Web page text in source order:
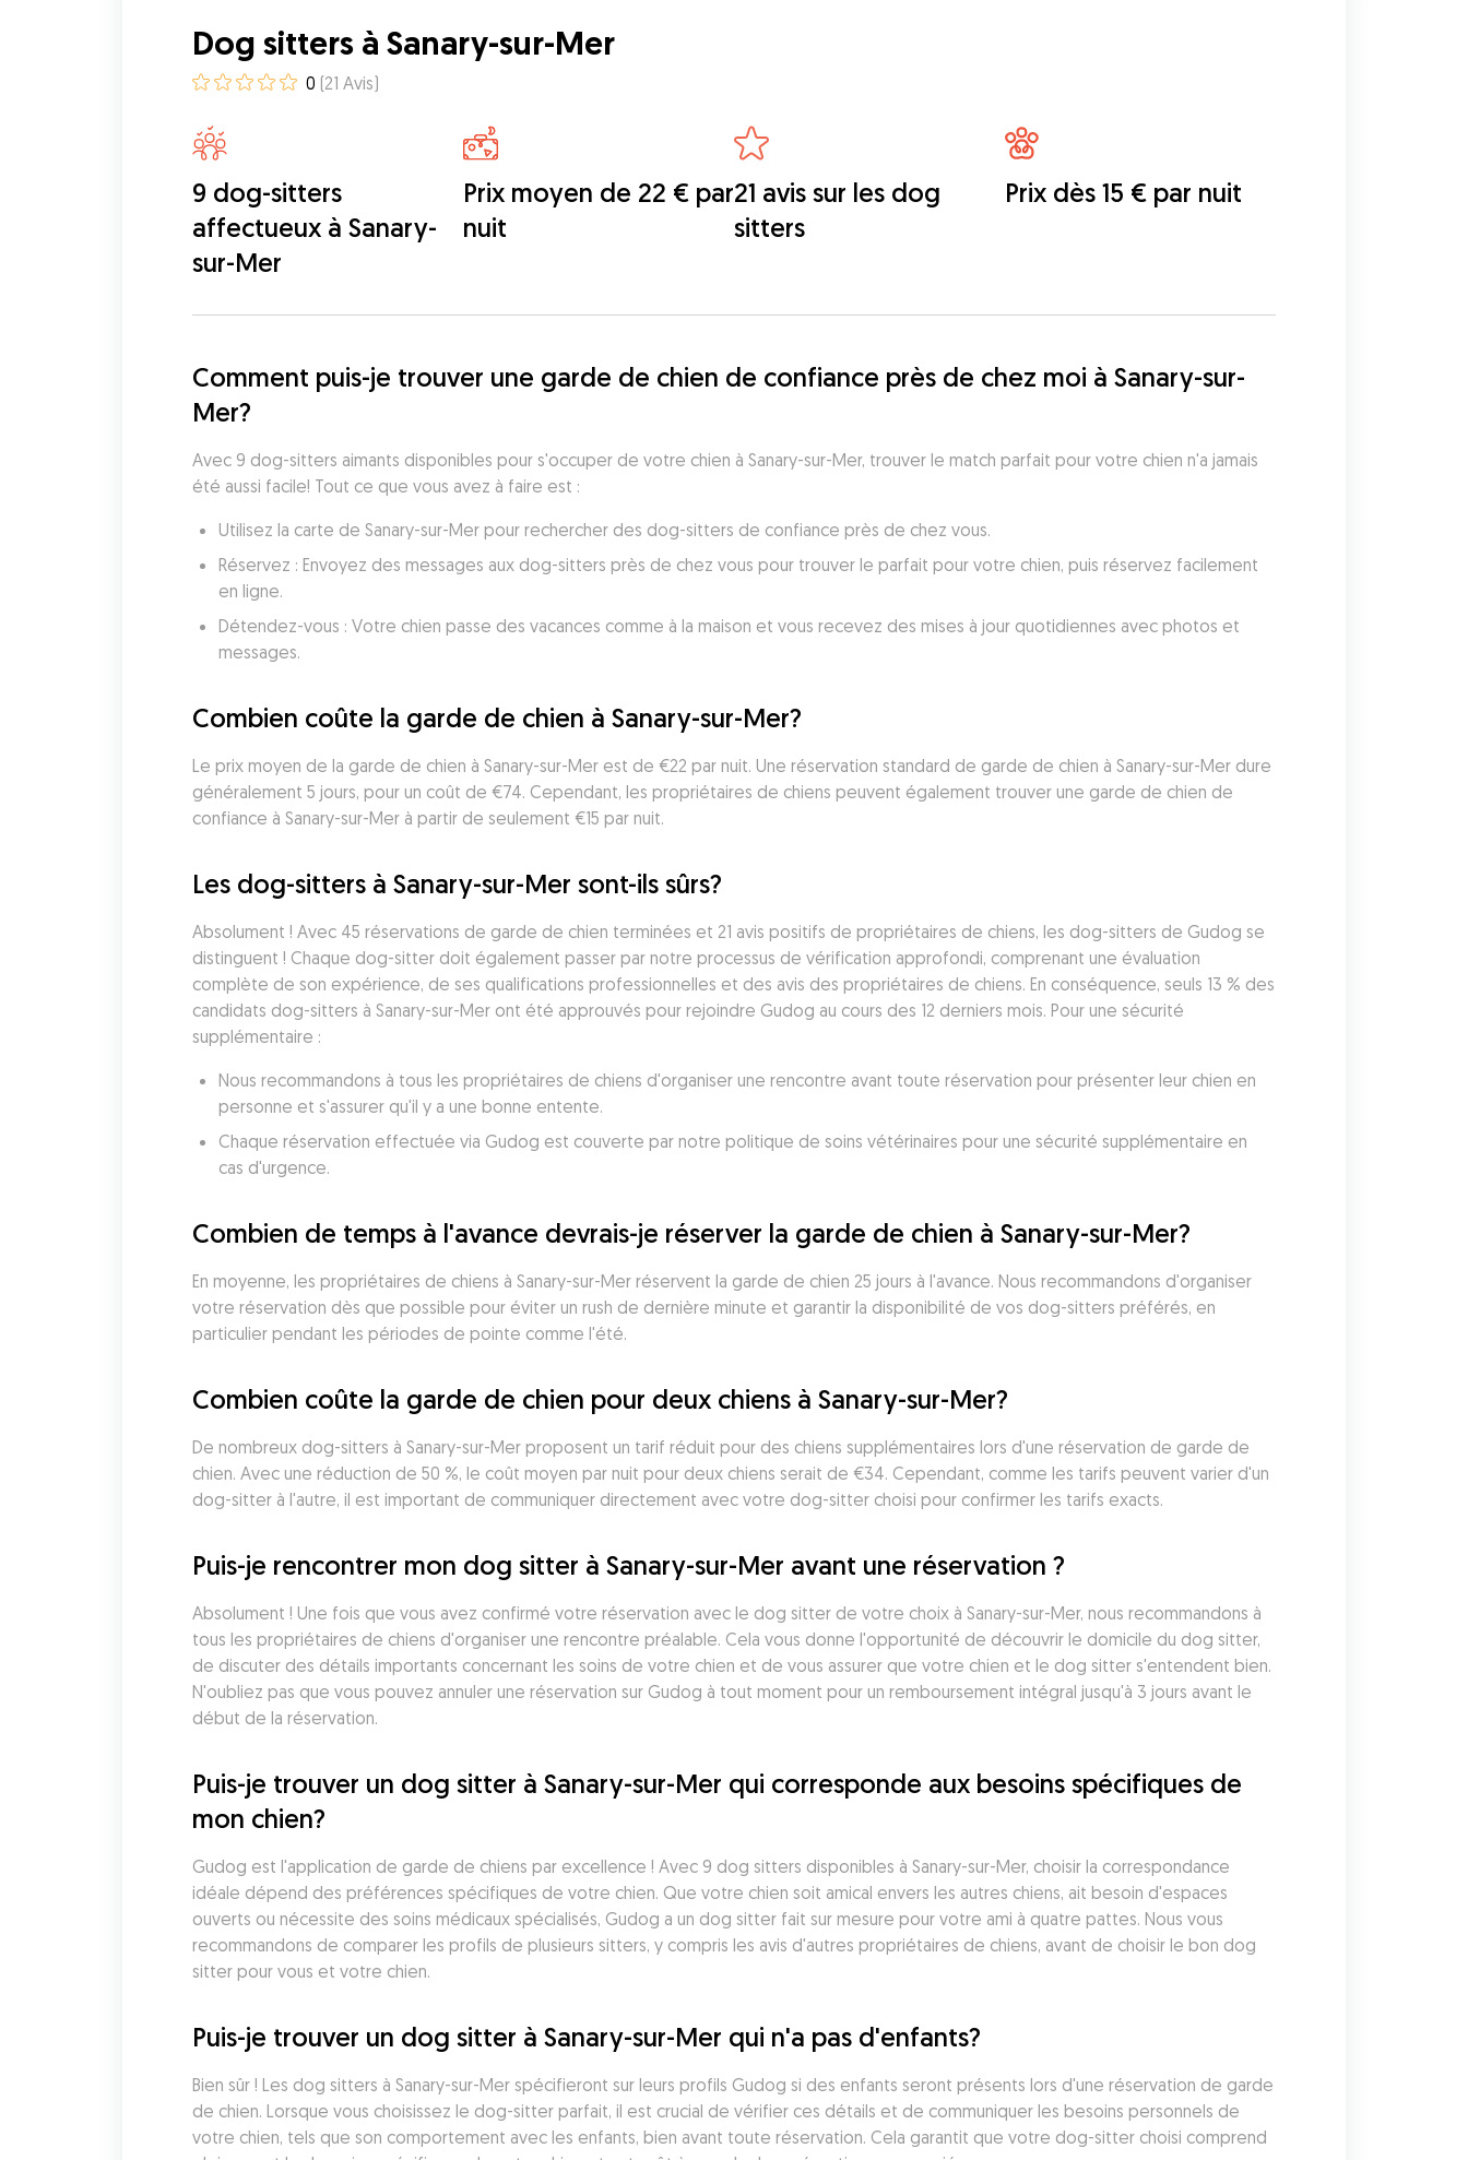
Dog sitters à Sanary-sur-Mer
0 (21 Avis)
9 dog-sitters
affectueux à Sanary-
sur-Mer
Prix moyen de 22 € par
nuit
21 avis sur les dog
sitters
Prix dès 15 € par nuit
Comment puis-je trouver une garde de chien de confiance près de chez moi à Sanary-sur-
Mer?
Avec 9 dog-sitters aimants disponibles pour s'occuper de votre chien à Sanary-sur-Mer, trouver le match parfait pour votre chien n'a jamais
été aussi facile! Tout ce que vous avez à faire est :
Utilisez la carte de Sanary-sur-Mer pour rechercher des dog-sitters de confiance près de chez vous.
Réservez : Envoyez des messages aux dog-sitters près de chez vous pour trouver le parfait pour votre chien, puis réservez facilement
en ligne.
Détendez-vous : Votre chien passe des vacances comme à la maison et vous recevez des mises à jour quotidiennes avec photos et
messages.
Combien coûte la garde de chien à Sanary-sur-Mer?
Le prix moyen de la garde de chien à Sanary-sur-Mer est de €22 par nuit. Une réservation standard de garde de chien à Sanary-sur-Mer dure
généralement 5 jours, pour un coût de €74. Cependant, les propriétaires de chiens peuvent également trouver une garde de chien de
confiance à Sanary-sur-Mer à partir de seulement €15 par nuit.
Les dog-sitters à Sanary-sur-Mer sont-ils sûrs?
Absolument ! Avec 45 réservations de garde de chien terminées et 21 avis positifs de propriétaires de chiens, les dog-sitters de Gudog se
distinguent ! Chaque dog-sitter doit également passer par notre processus de vérification approfondi, comprenant une évaluation
complète de son expérience, de ses qualifications professionnelles et des avis des propriétaires de chiens. En conséquence, seuls 13 % des
candidats dog-sitters à Sanary-sur-Mer ont été approuvés pour rejoindre Gudog au cours des 12 derniers mois. Pour une sécurité
supplémentaire :
Nous recommandons à tous les propriétaires de chiens d'organiser une rencontre avant toute réservation pour présenter leur chien en
personne et s'assurer qu'il y a une bonne entente.
Chaque réservation effectuée via Gudog est couverte par notre politique de soins vétérinaires pour une sécurité supplémentaire en
cas d'urgence.
Combien de temps à l'avance devrais-je réserver la garde de chien à Sanary-sur-Mer?
En moyenne, les propriétaires de chiens à Sanary-sur-Mer réservent la garde de chien 25 jours à l'avance. Nous recommandons d'organiser
votre réservation dès que possible pour éviter un rush de dernière minute et garantir la disponibilité de vos dog-sitters préférés, en
particulier pendant les périodes de pointe comme l'été.
Combien coûte la garde de chien pour deux chiens à Sanary-sur-Mer?
De nombreux dog-sitters à Sanary-sur-Mer proposent un tarif réduit pour des chiens supplémentaires lors d'une réservation de garde de
chien. Avec une réduction de 50 %, le coût moyen par nuit pour deux chiens serait de €34. Cependant, comme les tarifs peuvent varier d'un
dog-sitter à l'autre, il est important de communiquer directement avec votre dog-sitter choisi pour confirmer les tarifs exacts.
Puis-je rencontrer mon dog sitter à Sanary-sur-Mer avant une réservation ?
Absolument ! Une fois que vous avez confirmé votre réservation avec le dog sitter de votre choix à Sanary-sur-Mer, nous recommandons à
tous les propriétaires de chiens d'organiser une rencontre préalable. Cela vous donne l'opportunité de découvrir le domicile du dog sitter,
de discuter des détails importants concernant les soins de votre chien et de vous assurer que votre chien et le dog sitter s'entendent bien.
N'oubliez pas que vous pouvez annuler une réservation sur Gudog à tout moment pour un remboursement intégral jusqu'à 3 jours avant le
début de la réservation.
Puis-je trouver un dog sitter à Sanary-sur-Mer qui corresponde aux besoins spécifiques de
mon chien?
Gudog est l'application de garde de chiens par excellence ! Avec 9 dog sitters disponibles à Sanary-sur-Mer, choisir la correspondance
idéale dépend des préférences spécifiques de votre chien. Que votre chien soit amical envers les autres chiens, ait besoin d'espaces
ouverts ou nécessite des soins médicaux spécialisés, Gudog a un dog sitter fait sur mesure pour votre ami à quatre pattes. Nous vous
recommandons de comparer les profils de plusieurs sitters, y compris les avis d'autres propriétaires de chiens, avant de choisir le bon dog
sitter pour vous et votre chien.
Puis-je trouver un dog sitter à Sanary-sur-Mer qui n'a pas d'enfants?
Bien sûr ! Les dog sitters à Sanary-sur-Mer spécifieront sur leurs profils Gudog si des enfants seront présents lors d'une réservation de garde
de chien. Lorsque vous choisissez le dog-sitter parfait, il est crucial de vérifier ces détails et de communiquer les besoins personnels de
votre chien, tels que son comportement avec les enfants, bien avant toute réservation. Cela garantit que votre dog-sitter choisi comprend